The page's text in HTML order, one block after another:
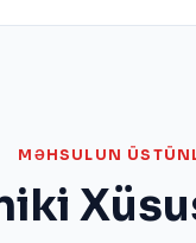
MƏHSULUN